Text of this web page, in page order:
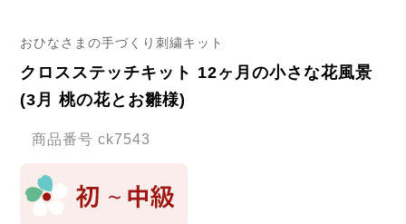
おひなさまの手づくり刺繍キット
クロスステッチキット 12ヶ月の小さな花風景
(3月 桃の花とお雛様)
商品番号 ck7543